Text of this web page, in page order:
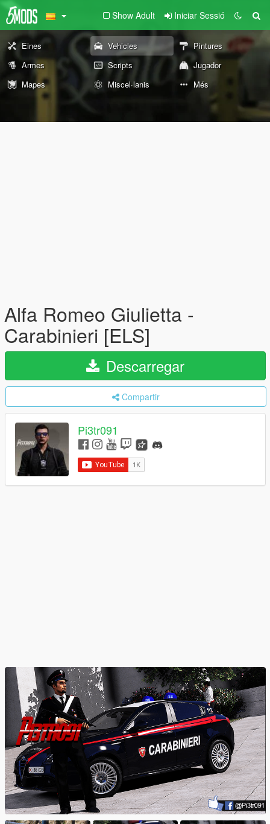
Show Adult Iniciar Sessió
Eines Vehicles
Pintures
Armes
Scripts
Jugador
Mapes
Miscel·lanis Més
Alfa Romeo Giulietta -
Carabinieri [ELS]
Descarregar
Compartir
Pi3tr091